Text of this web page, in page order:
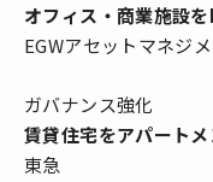
オフィス・商業施設
EGWアセットマネジ
ガバナンス強化
賃貸住宅をアパート
東急